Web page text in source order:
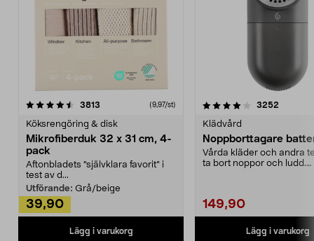
3813 (9,97/st)
Köksrengöring & disk
Mikrofiberduk 32 x 31 cm, 4-
pack
Aftonbladets "självklara favorit” i
test av d...
Utförande: Grå/beige
39,90
Lägg i varukorg
4.0av 5 stjärnor 3252
Klädvård
Noppborttagare
Vårda kläder och andra
ta bort noppor och ludd.
149,90
Lägg i varukorg
4.5av 5 stjärnor